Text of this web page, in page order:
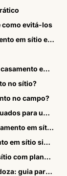
como evitá-los
Por que escolher a Bisutti para casamento em sítio elegante?
Qual a melhor paleta de cores para casamento em sítio elegante?
no sítio?
no campo?
Quais espaços da Bisutti são adequados para um sítio sofisticado?
Por que escolher a Bisutti para casamento em sítio?
Como criar decoração de casamento em sítio simples e elegante?
Conclusão: eleve seu casamento em sítio com planejamento estruturado
Planejador de casamento em Mendoza: guia para brasileiros